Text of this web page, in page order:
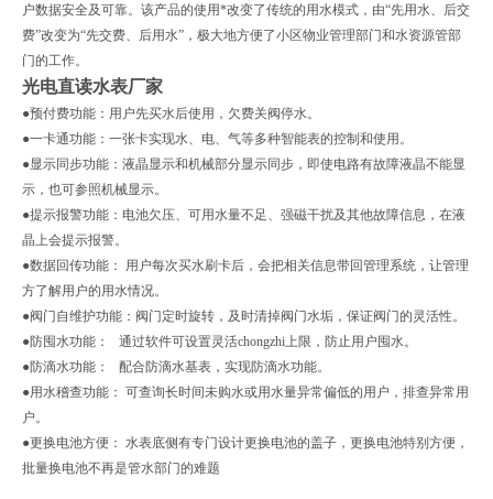
户数据安全及可靠。该产品的使用*改变了传统的用水模式，由“先用水、后交
费”改变为“先交费、后用水”，极大地方便了小区物业管理部门和水资源管部
门的工作。
光电直读水表厂家
●预付费功能：用户先买水后使用，欠费关阀停水。
●一卡通功能：一张卡实现水、电、气等多种智能表的控制和使用。
●显示同步功能：液晶显示和机械部分显示同步，即使电路有故障液晶不能显
示，也可参照机械显示。
●提示报警功能：电池欠压、可用水量不足、强磁干扰及其他故障信息，在液
晶上会提示报警。
●数据回传功能： 用户每次买水刷卡后，会把相关信息带回管理系统，让管理
方了解用户的用水情况。
●阀门自维护功能：阀门定时旋转，及时清掉阀门水垢，保证阀门的灵活性。
●防囤水功能： 通过软件可设置灵活chongzhi上限，防止用户囤水。
●防滴水功能： 配合防滴水基表，实现防滴水功能。
●用水稽查功能： 可查询长时间未购水或用水量异常偏低的用户，排查异常用
户。
●更换电池方便： 水表底侧有专门设计更换电池的盖子，更换电池特别方便，
批量换电池不再是管水部门的难题